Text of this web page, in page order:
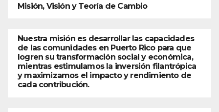
Misión, Visión y Teoría de Cambio
Nuestra misión es desarrollar las capacidades
de las comunidades en Puerto Rico para que
logren su transformación social y económica,
mientras estimulamos la inversión filantrópica
y maximizamos el impacto y rendimiento de
cada contribución.